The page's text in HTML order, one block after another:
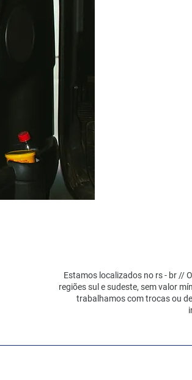
Estamos localizados no rs - br //
regiões sul e sudeste, sem valor
trabalhamos com trocas ou